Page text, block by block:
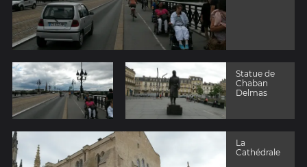
Statue de
Chaban
Delmas
La
Cathédrale